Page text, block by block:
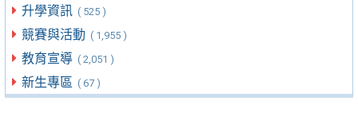
升學資訊 ( 525 )
競賽與活動 ( 1,955 )
教育宣導 ( 2,051 )
新生專區 ( 67 )